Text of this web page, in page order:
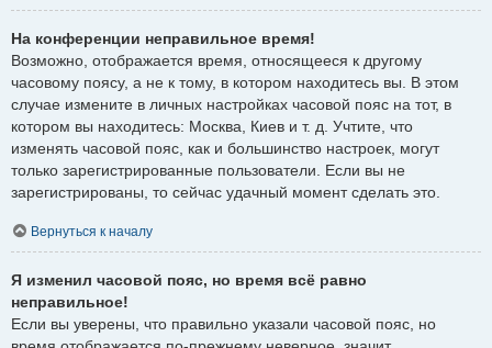
На конференции неправильное время!
Возможно, отображается время, относящееся к другому
часовому поясу, а не к тому, в котором находитесь вы. В этом
случае измените в личных настройках часовой пояс на тот, в
котором вы находитесь: Москва, Киев и т. д. Учтите, что
изменять часовой пояс, как и большинство настроек, могут
только зарегистрированные пользователи. Если вы не
зарегистрированы, то сейчас удачный момент сделать это.
Вернуться к началу
Я изменил часовой пояс, но время всё равно
неправильное!
Если вы уверены, что правильно указали часовой пояс, но